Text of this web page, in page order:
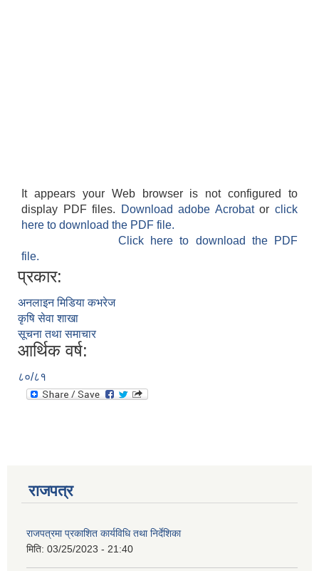
It appears your Web browser is not configured to
display PDF files.
Download adobe Acrobatorclick
here to download the PDF file.
Click here to download the PDF
file.
प्रकार:
अनलाइन मिडिया कभरेज
कृषि सेवा शाखा
सूचना तथा समाचार
आर्थिक वर्ष:
८०/८१
राजपत्र
राजपत्रमा प्रकाशित कार्यविधि तथा निर्देशिका
मिति: 03/25/2023 - 21:40